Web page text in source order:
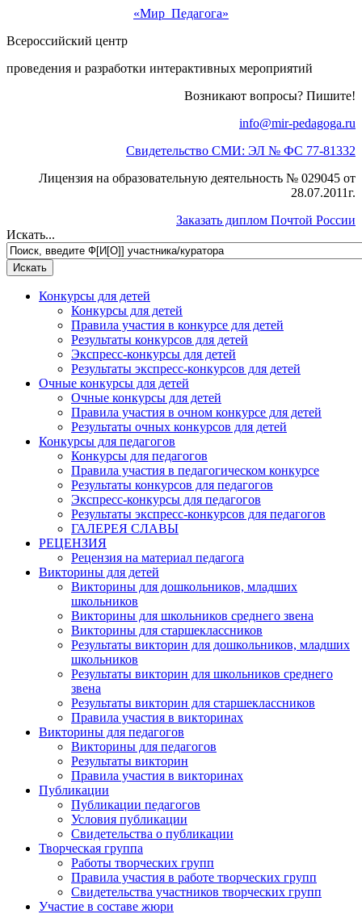
«Мир Педагога»
Всероссийский центр
проведения и разработки интерактивных мероприятий
Возникают вопросы? Пишите!
info@mir-pedagoga.ru
Свидетельство СМИ: ЭЛ № ФС 77-81332
Лицензия на образовательную деятельность № 029045 от
28.07.2011г.
Заказать диплом Почтой России
Искать...
Конкурсы для детей
Конкурсы для детей
Правила участия в конкурсе для детей
Результаты конкурсов для детей
Экспресс-конкурсы для детей
Результаты экспресс-конкурсов для детей
Очные конкурсы для детей
Очные конкурсы для детей
Правила участия в очном конкурсе для детей
Результаты очных конкурсов для детей
Конкурсы для педагогов
Конкурсы для педагогов
Правила участия в педагогическом конкурсе
Результаты конкурсов для педагогов
Экспресс-конкурсы для педагогов
Результаты экспресс-конкурсов для педагогов
ГАЛЕРЕЯ СЛАВЫ
РЕЦЕНЗИЯ
Рецензия на материал педагога
Викторины для детей
Викторины для дошкольников, младших
школьников
Викторины для школьников среднего звена
Викторины для старшеклассников
Результаты викторин для дошкольников, младших
школьников
Результаты викторин для школьников среднего
звена
Результаты викторин для старшеклассников
Правила участия в викторинах
Викторины для педагогов
Викторины для педагогов
Результаты викторин
Правила участия в викторинах
Публикации
Публикации педагогов
Условия публикации
Свидетельства о публикации
Творческая группа
Работы творческих групп
Правила участия в работе творческих групп
Свидетельства участников творческих групп
Участие в составе жюри